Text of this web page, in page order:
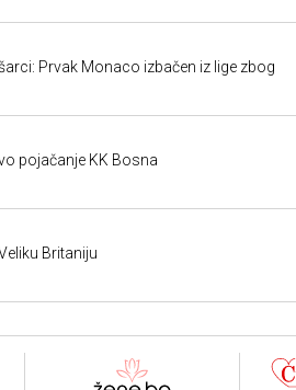
Prvak Monaco izbačen iz lige zbog
pojačanje KK Bosna
Britaniju